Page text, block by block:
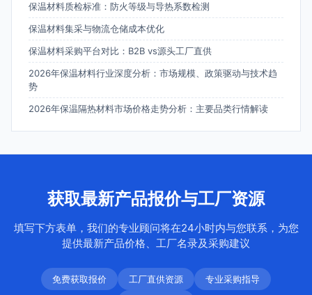
保温材料质检标准：防火等级与导热系数检测
保温材料集采与物流仓储成本优化
保温材料采购平台对比：B2B vs源头工厂直供
2026年保温材料行业深度分析：市场规模、政策驱动与技术趋
势
2026年保温隔热材料市场价格走势分析：主要品类行情解读
获取最新产品报价与工厂资源
填写下方表单，我们的专业顾问将在24小时内与您联系，为您
提供最新产品价格、工厂名录及采购建议
免费获取报价 工厂直供资源
专业采购指导